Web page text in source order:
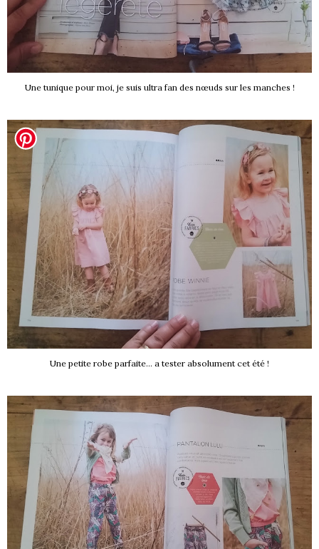
Une tunique pour moi, je suis ultra fan des nœuds sur les manches !
Une petite robe parfaite... a tester absolument cet été !